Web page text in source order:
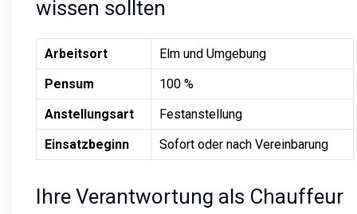
wissen sollten
Arbeitsort
Elm und Umgebung
Pensum
100 %
Anstellungsart
Festanstellung
Einsatzbeginn
Sofort oder nach Vereinbarung
Ihre Verantwortung als Chauffeur